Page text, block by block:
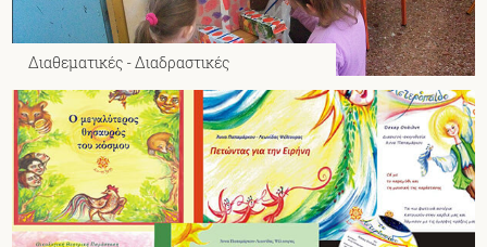
Διαθεματικές - Διαδραστικές